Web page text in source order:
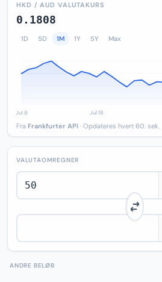
HKD / AUD VALUTAKURS
0.1808
1D 5D 1M 1Y 5Y Max
Fra Frankfurter API · Opdateres hvert 60. sek.
VALUTAOMREGNER
ANDRE BELØB